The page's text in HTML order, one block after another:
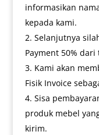
informasikan
kepada kami.
Selanjutnya
Payment 50%
Kami akan
Fisik Invoice
Sisa
produk mebel
kirim.